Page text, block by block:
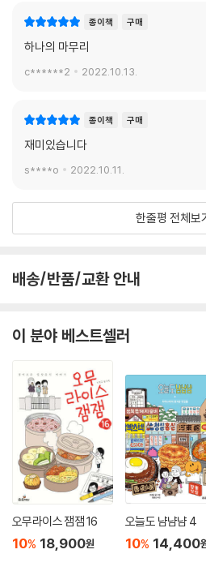
종이책 구매
하나의 마무리
c******2 2022.10.13.
종이책 구매
재미있습니다
s****o 2022.10.11.
한줄평 전체보
배송/반품/교환 안내
이 분야 베스트셀러
오무라이스 잼잼 16
10% 18,900원
오늘도 냠냠냠 4
10% 14,400